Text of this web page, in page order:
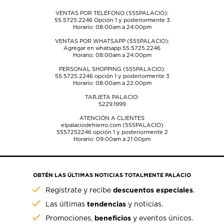
VENTAS POR TELÉFONO (555PALACIO):
55.5725.2246Opción 1 y posteriormente 3
Horario: 08:00am a 24:00pm
VENTAS POR WHATSAPP (555PALACIO):
Agregar en whatsapp 55.5725.2246
Horario: 08:00am a 24:00pm
PERSONAL SHOPPING (555PALACIO):
55.5725.2246opción 1 y posteriormente 3
Horario: 08:00am a 22:00pm
TARJETA PALACIO:
5229.1999
ATENCIÓN A CLIENTES
elpalaciodehierro.com (555PALACIO)
5557252246opción 1 y posteriormente 2
Horario: 09:00am a 21:00pm
OBTÉN LAS ÚLTIMAS NOTICIAS TOTALMENTE PALACIO
Regístrate y recibedescuentos especiales.
Las últimastendencias y noticias.
Promociones, beneficios y eventos únicos.